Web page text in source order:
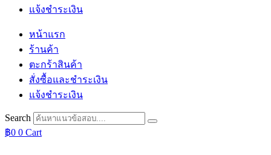
แจ้งชำระเงิน
หน้าแรก
ร้านค้า
ตะกร้าสินค้า
สั่งซื้อและชำระเงิน
แจ้งชำระเงิน
Search
฿0 0 Cart